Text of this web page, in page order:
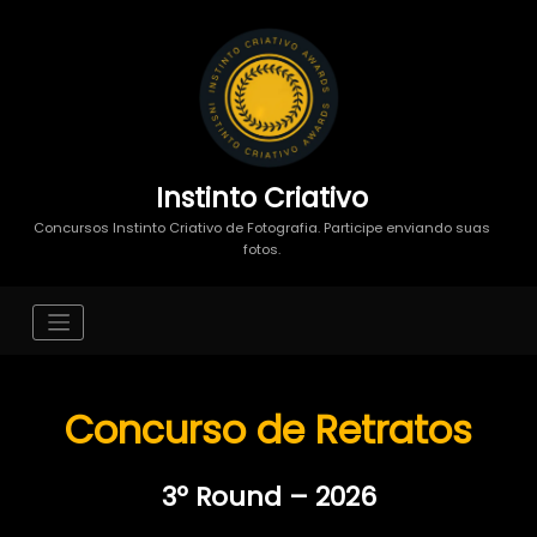
Instinto Criativo
Concursos Instinto Criativo de Fotografia. Participe enviando suas
fotos.
Concurso de Retratos
3º Round – 2026